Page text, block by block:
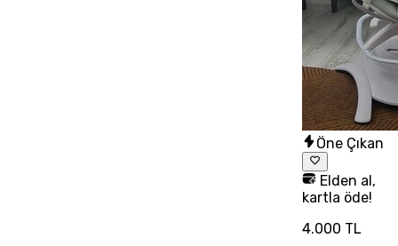
Öne Çıkan
Elden al,
kartla öde!
4.000 TL